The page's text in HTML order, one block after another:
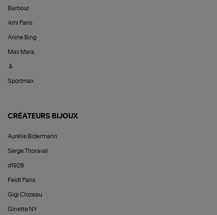
Barbour
Ami Paris
Anine Bing
Max Mara
&
Sportmax
CRÉATEURS BIJOUX
Aurélie Bidermann
Serge Thoraval
d1928
Feidt Paris
Gigi Clozeau
Ginette NY